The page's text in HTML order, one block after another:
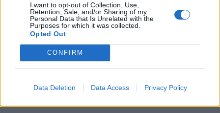
I want to opt-out of Collection, Use,
Retention, Sale, and/or Sharing of my
Personal Data that Is Unrelated with the
Purposes for which it was collected.
Opted Out
CONFIRM
Data Deletion Data Access Privacy Policy